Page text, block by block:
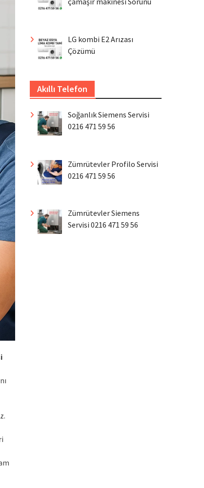
LG kombi E2 Arızası
Çözümü
Akıllı Telefon
Soğanlık Siemens Servisi
0216 471 59 56
Zümrütevler Profilo Servisi
0216 471 59 56
Zümrütevler Siemens
Servisi 0216 471 59 56